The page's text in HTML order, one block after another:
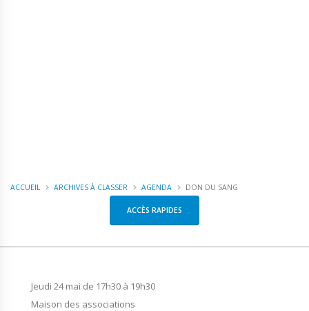
ACCUEIL ARCHIVES À CLASSER AGENDA DON DU SANG
ACCÈS RAPIDES
Jeudi 24 mai de 17h30 à 19h30
Maison des associations